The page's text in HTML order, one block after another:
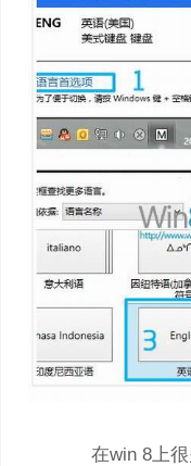
在win 8上很